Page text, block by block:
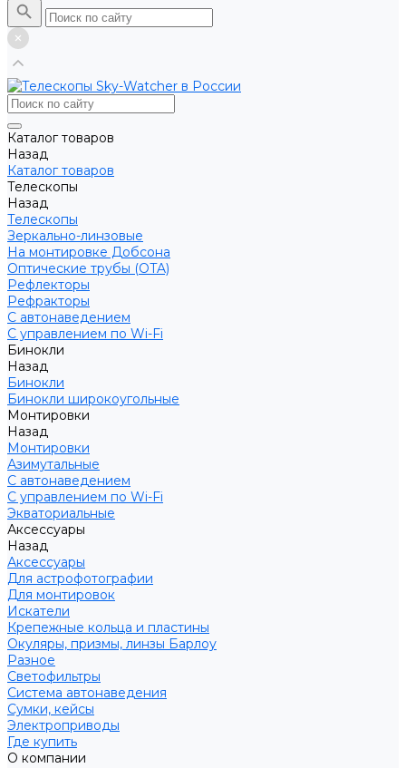
Каталог товаров
Назад
Каталог товаров
Телескопы
Назад
Телескопы
Зеркально-линзовые
На монтировке Добсона
Оптические трубы (OTA)
Рефлекторы
Рефракторы
С автонаведением
С управлением по Wi-Fi
Бинокли
Назад
Бинокли
Бинокли широкоугольные
Монтировки
Назад
Монтировки
Азимутальные
С автонаведением
С управлением по Wi-Fi
Экваториальные
Аксессуары
Назад
Аксессуары
Для астрофотографии
Для монтировок
Искатели
Крепежные кольца и пластины
Окуляры, призмы, линзы Барлоу
Разное
Светофильтры
Система автонаведения
Сумки, кейсы
Электроприводы
Где купить
О компании